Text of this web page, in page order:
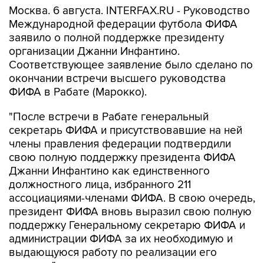
заявило о полной поддержке президенту
организации Джанни Инфантино.
Соответствующее заявление было сделано по
окончании встречи высшего руководства
ФИФА в Рабате (Марокко).
"После встречи в Рабате генеральный
члены правления федерации подтвердили
свою полную поддержку президента ФИФА
Джанни Инфантино как единственного
должностного лица, избранного 211
ассоциациями-членами ФИФА. В свою очередь,
президент ФИФА вновь выразил свою полную
поддержку Генеральному секретарю ФИФА и
администрации ФИФА за их необходимую и
выдающуюся работу по реализации его
видения", - говорится в заявлении, текст
которого опубликован на сайте федерации.